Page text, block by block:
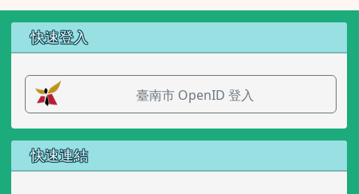
左邊區域內容
快速登入
臺南市 OpenID 登入
快速連結